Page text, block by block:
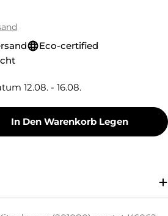
Eco-certified
12.08. - 16.08.
Toner Toner-Kit
My Green Toner Toner-
In Den Warenkorb Legen